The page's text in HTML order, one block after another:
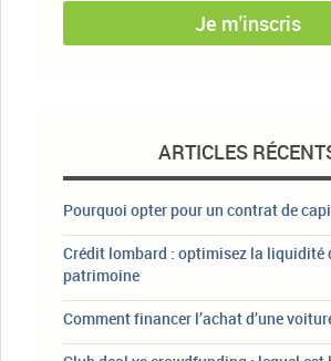
Je m'inscris
ARTICLES
Pourquoi opter pour un contrat de
Crédit lombard : optimisez la liquidité
patrimoine
Comment financer l’achat d’une